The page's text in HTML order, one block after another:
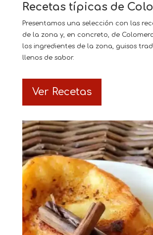
Recetas típicas de
Presentamos una selección con las
de la zona y, en concreto, de
los ingredientes de la zona, guisos
llenos de sabor.
Ver Recetas